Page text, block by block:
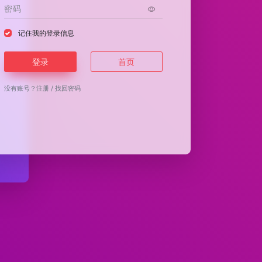
记住我的登录信息
登录 首页
没有账号？注册 /找回密码